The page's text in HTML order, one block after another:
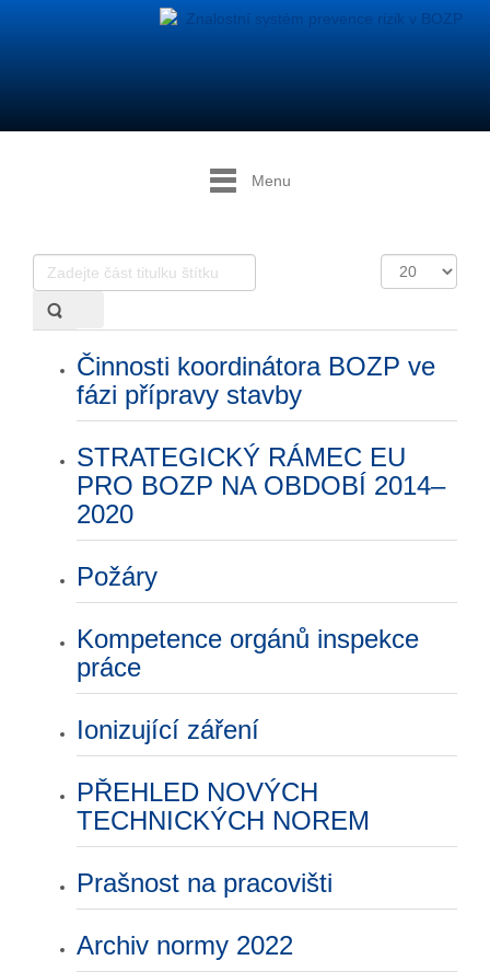
Menu
Zadejte
část
titulku
štítku
Počet
zobrazení
Činnosti koordinátora BOZP ve
fázi přípravy stavby
STRATEGICKÝ RÁMEC EU
PRO BOZP NA OBDOBÍ 2014–
2020
Požáry
Kompetence orgánů inspekce
práce
Ionizující záření
PŘEHLED NOVÝCH
TECHNICKÝCH NOREM
Prašnost na pracovišti
Archiv normy 2022